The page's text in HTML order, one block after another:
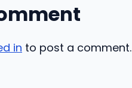
in to post a comment.